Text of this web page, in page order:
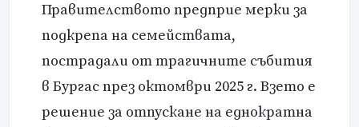
Правителството предприе мерки за
подкрепа на семействата,
пострадали от трагичните събития
в Бургас през октомври 2025 г. Взето е
решение за отпускане на еднократна